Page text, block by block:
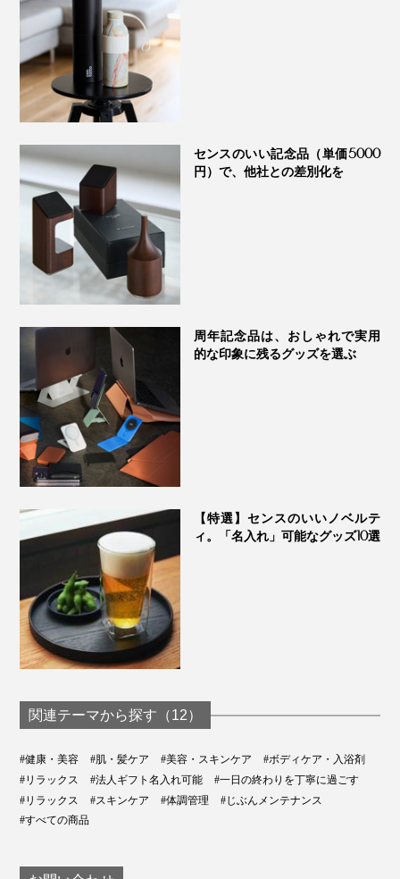
耳の後ろから首のつけ根まで、力を入れず、なで下ろす
ように竹ピンを滑らせます。特に凝っている部分には、
竹ピンを押し当てて。
じんわりぽかぽかしてきたら、巡りが良くなってきた合
図です。
朝、髪を整えるついでに、仕事の合間に、寝る前に、い
つでもOK。特にお風呂上がりは、おすすめのブラッシ
ングタイムです。
毎日続けて、頭皮に向き合えば、場所によって硬さが違
ったり、体調による感触の変化にも気づくはず。
その原因を考えることが、自分をいたわることにつなが
センスのいい記念品（単価5000
円）で、他社との差別化を
周年記念品は、おしゃれで実用
的な印象に残るグッズを選ぶ
【特選】センスのいいノベルテ
ィ。「名入れ」可能なグッズ10選
関連テーマから探す（12）
#健康・美容 #肌・髪ケア #美容・スキンケア
#ボディケア・入浴剤
#リラックス
#法人ギフト名入れ可能
#一日の終わりを丁寧に過ごす
#リラックス
#スキンケア #体調管理
#じぶんメンテナンス
#すべての商品